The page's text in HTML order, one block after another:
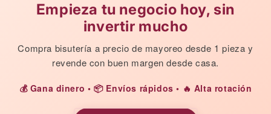
Empieza tu negocio hoy, sin
invertir mucho
Compra bisutería a precio de mayoreo desde 1 pieza y
revende con buen margen desde casa.
💰 Gana dinero • 📦 Envíos rápidos • 🔥 Alta rotación